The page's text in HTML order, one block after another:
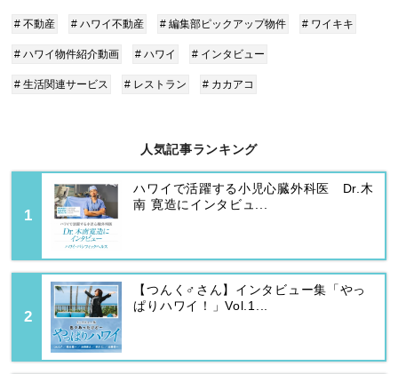
# 不動産 # ハワイ不動産 # 編集部ピックアップ物件 # ワイキキ
# ハワイ物件紹介動画 # ハワイ # インタビュー
# 生活関連サービス # レストラン # カカアコ
人気記事ランキング
ハワイで活躍する小児心臓外科医 Dr.木
南 寛造にインタビュ...
【つんく♂さん】インタビュー集「やっ
ぱりハワイ！」Vol.1...